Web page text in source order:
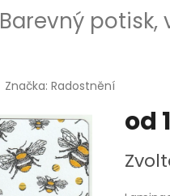
Barevný
Značka:Radostnění
od
cena: